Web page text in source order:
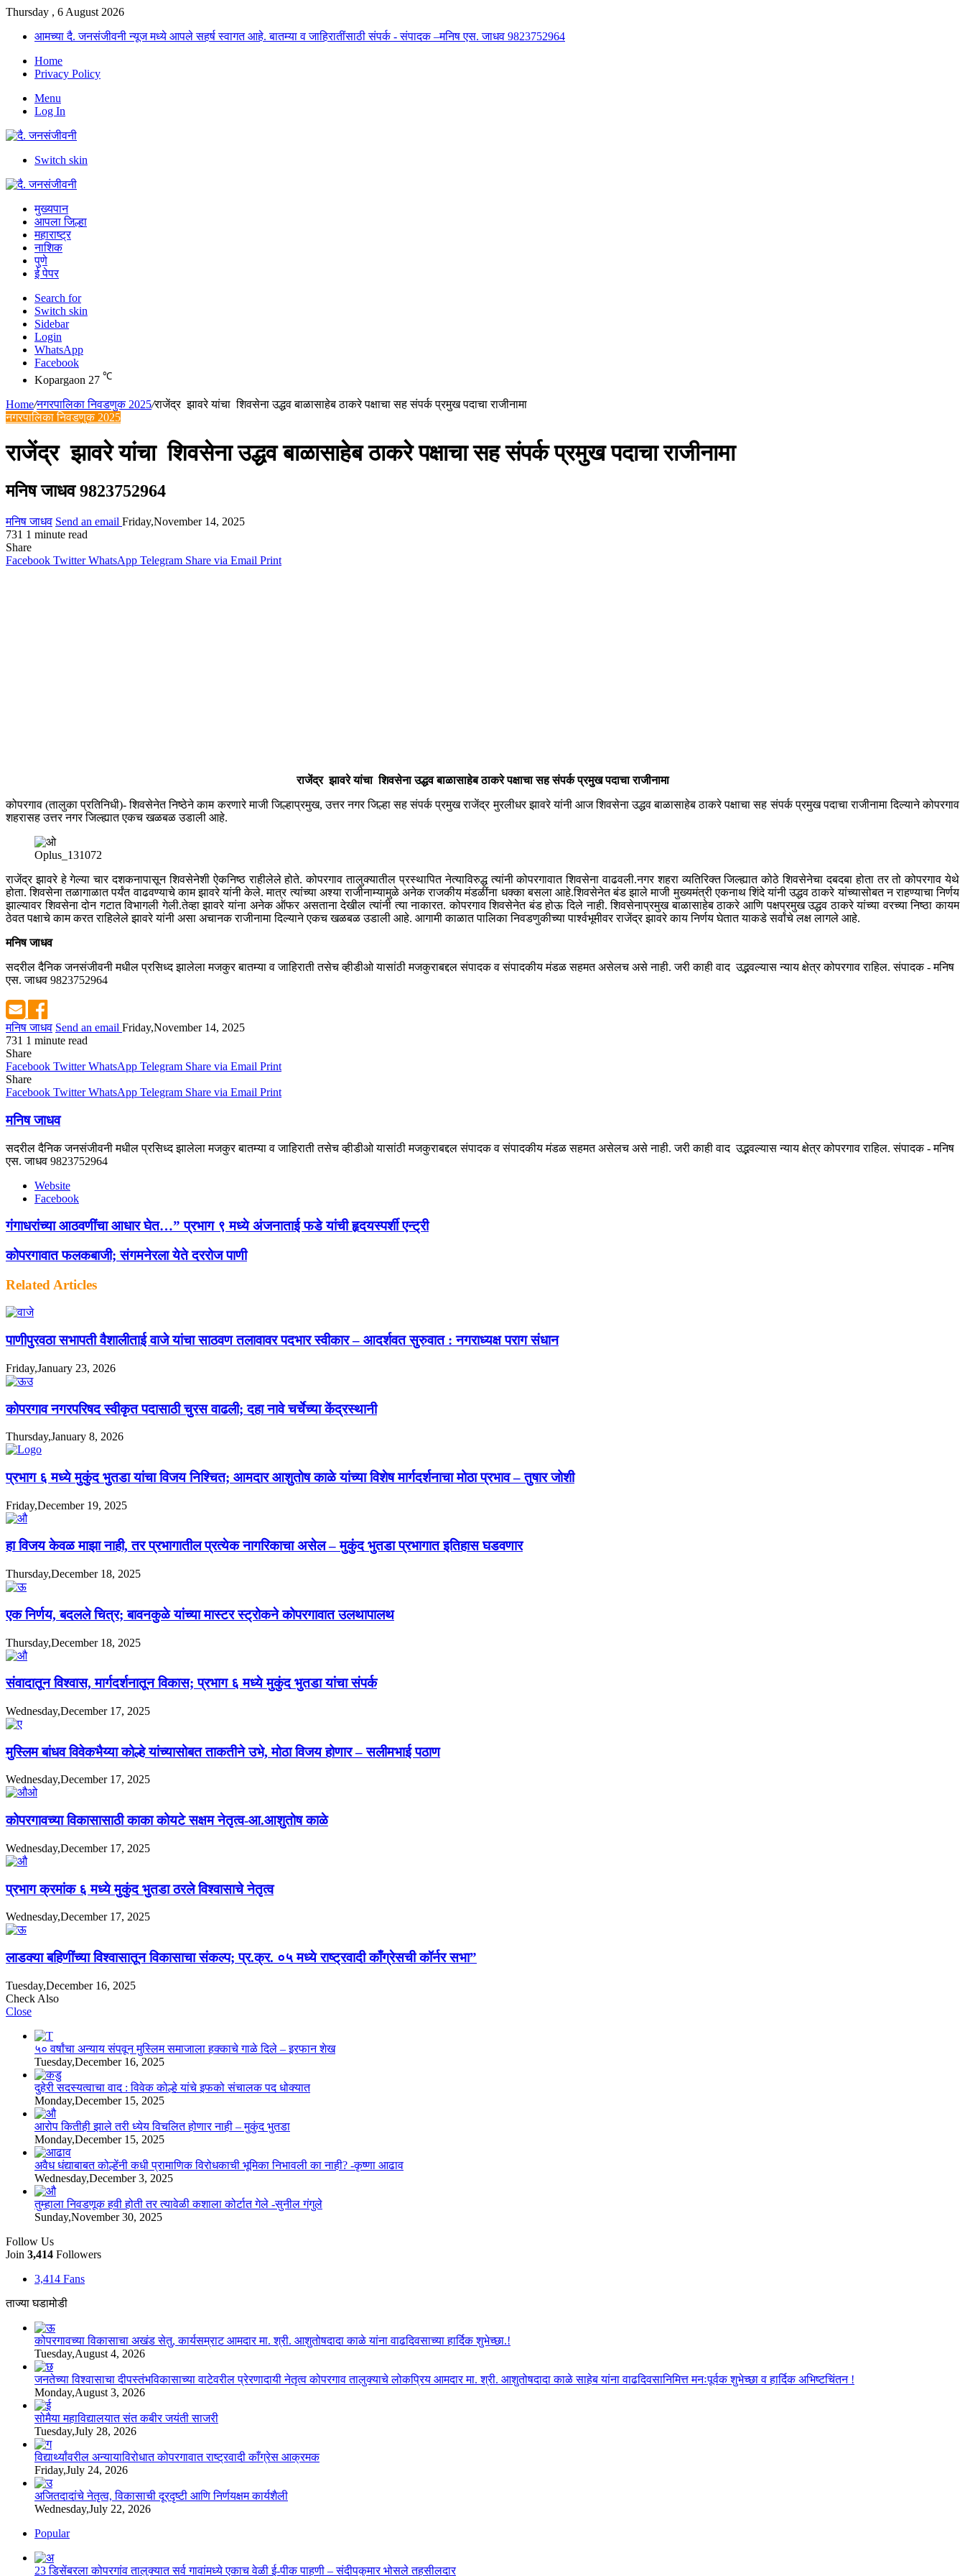
Thursday , 6 August 2026
आमच्या दै. जनसंजीवनी न्यूज मध्ये आपले सहर्ष स्वागत आहे. बातम्या व जाहिरातींसाठी संपर्क - संपादक –मनिष एस. जाधव 9823752964
Home
Privacy Policy
Menu
Log In
Switch skin
मुख्यपान
आपला जिल्हा
महाराष्ट्र
नाशिक
पुणे
ई पेपर
Search for
Switch skin
Sidebar
Login
WhatsApp
Facebook
Kopargaon 27 ℃
Home/नगरपालिका निवडणुक 2025/राजेंद्र झावरे यांचा शिवसेना उद्धव बाळासाहेब ठाकरे पक्षाचा सह संपर्क प्रमुख पदाचा राजीनामा
नगरपालिका निवडणुक 2025
राजेंद्र झावरे यांचा शिवसेना उद्धव बाळासाहेब ठाकरे पक्षाचा सह संपर्क प्रमुख पदाचा राजीनामा
मनिष जाधव 9823752964
मनिष जाधव Send an email Friday,November 14, 2025
731 1 minute read
Share
Facebook Twitter WhatsApp Telegram Share via Email Print
राजेंद्र झावरे यांचा शिवसेना उद्धव बाळासाहेब ठाकरे पक्षाचा सह संपर्क प्रमुख पदाचा राजीनामा
कोपरगाव (तालुका प्रतिनिधी)- शिवसेनेत निष्ठेने काम करणारे माजी जिल्हाप्रमुख, उत्तर नगर जिल्हा सह संपर्क प्रमुख राजेंद्र मुरलीधर झावरे यांनी आज शिवसेना उद्धव बाळासाहेब ठाकरे पक्षाचा सह संपर्क प्रमुख पदाचा राजीनामा दिल्याने कोपरगाव
शहरासह उत्तर नगर जिल्ह्यात एकच खळबळ उडाली आहे.
Oplus_131072
राजेंद्र झावरे हे गेल्या चार दशकनापासून शिवसेनेशी ऐकनिष्ठ राहीलेले होते. कोपरगाव तालुक्यातील प्रस्थापित नेत्याविरुद्ध त्यांनी कोपरगावात शिवसेना वाढवली.नगर शहरा व्यतिरिक्त जिल्ह्यात कोठे शिवसेनेचा दबदबा होता तर तो कोपरगाव येथे
होता. शिवसेना तळागाळात पर्यंत वाढवण्याचे काम झावरे यांनी केले. मात्र त्यांच्या अश्या राजीनाम्यामुळे अनेक राजकीय मंडळींना धक्का बसला आहे.शिवसेनेत बंड झाले माजी मुख्यमंत्री एकनाथ शिंदे यांनी उद्धव ठाकरे यांच्यासोबत न राहण्याचा निर्णय
झाल्यावर शिवसेना दोन गटात विभागली गेली.तेव्हा झावरे यांना अनेक ऑफर असताना देखील त्यांनी त्या नाकारत. कोपरगाव शिवसेनेत बंड होऊ दिले नाही. शिवसेनाप्रमुख बाळासाहेब ठाकरे आणि पक्षप्रमुख उद्धव ठाकरे यांच्या वरच्या निष्ठा कायम
ठेवत पक्षाचे काम करत राहिलेले झावरे यांनी असा अचानक राजीनामा दिल्याने एकच खळबळ उडाली आहे. आगामी काळात पालिका निवडणुकीच्या पार्श्वभूमीवर राजेंद्र झावरे काय निर्णय घेतात याकडे सर्वांचे लक्ष लागले आहे.
मनिष जाधव
सदरील दैनिक जनसंजीवनी मधील प्रसिध्द झालेला मजकुर बातम्या व जाहिराती तसेच व्हीडीओ यासांठी मजकुराबद्दल संपादक व संपादकीय मंडळ सहमत असेलच असे नाही. जरी काही वाद उद्भवल्यास न्याय क्षेत्र कोपरगाव राहिल. संपादक - मनिष
एस. जाधव 9823752964
मनिष जाधव Send an email Friday,November 14, 2025
731 1 minute read
Share
Facebook Twitter WhatsApp Telegram Share via Email Print
Share
Facebook Twitter WhatsApp Telegram Share via Email Print
मनिष जाधव
सदरील दैनिक जनसंजीवनी मधील प्रसिध्द झालेला मजकुर बातम्या व जाहिराती तसेच व्हीडीओ यासांठी मजकुराबद्दल संपादक व संपादकीय मंडळ सहमत असेलच असे नाही. जरी काही वाद उद्भवल्यास न्याय क्षेत्र कोपरगाव राहिल. संपादक - मनिष
एस. जाधव 9823752964
Website
Facebook
गंगाधरांच्या आठवणींचा आधार घेत…” प्रभाग ९ मध्ये अंजनाताई फडे यांची हृदयस्पर्शी एन्ट्री
कोपरगावात फलकबाजी; संगमनेरला येते दररोज पाणी
Related Articles
पाणीपुरवठा सभापती वैशालीताई वाजे यांचा साठवण तलावावर पदभार स्वीकार – आदर्शवत सुरुवात : नगराध्यक्ष पराग संधान
Friday,January 23, 2026
कोपरगाव नगरपरिषद स्वीकृत पदासाठी चुरस वाढली; दहा नावे चर्चेच्या केंद्रस्थानी
Thursday,January 8, 2026
प्रभाग ६ मध्ये मुकुंद भुतडा यांचा विजय निश्चित; आमदार आशुतोष काळे यांच्या विशेष मार्गदर्शनाचा मोठा प्रभाव – तुषार जोशी
Friday,December 19, 2025
हा विजय केवळ माझा नाही, तर प्रभागातील प्रत्येक नागरिकाचा असेल – मुकुंद भुतडा प्रभागात इतिहास घडवणार
Thursday,December 18, 2025
एक निर्णय, बदलले चित्र; बावनकुळे यांच्या मास्टर स्ट्रोकने कोपरगावात उलथापालथ
Thursday,December 18, 2025
संवादातून विश्वास, मार्गदर्शनातून विकास; प्रभाग ६ मध्ये मुकुंद भुतडा यांचा संपर्क
Wednesday,December 17, 2025
मुस्लिम बांधव विवेकभैय्या कोल्हे यांच्यासोबत ताकतीने उभे, मोठा विजय होणार – सलीमभाई पठाण
Wednesday,December 17, 2025
कोपरगावच्या विकासासाठी काका कोयटे सक्षम नेतृत्व-आ.आशुतोष काळे
Wednesday,December 17, 2025
प्रभाग क्रमांक ६ मध्ये मुकुंद भुतडा ठरले विश्वासाचे नेतृत्व
Wednesday,December 17, 2025
लाडक्या बहिणींच्या विश्वासातून विकासाचा संकल्प; प्र.क्र. ०५ मध्ये राष्ट्रवादी काँग्रेसची कॉर्नर सभा”
Tuesday,December 16, 2025
Check Also
Close
५० वर्षांचा अन्याय संपवून मुस्लिम समाजाला हक्काचे गाळे दिले – इरफान शेख
Tuesday,December 16, 2025
दुहेरी सदस्यत्वाचा वाद : विवेक कोल्हे यांचे इफको संचालक पद धोक्यात
Monday,December 15, 2025
आरोप कितीही झाले तरी ध्येय विचलित होणार नाही – मुकुंद भुतडा
Monday,December 15, 2025
अवैध धंद्याबाबत कोल्हेंनी कधी प्रामाणिक विरोधकाची भूमिका निभावली का नाही? -कृष्णा आढाव
Wednesday,December 3, 2025
तुम्हाला निवडणूक हवी होती तर त्यावेळी कशाला कोर्टात गेले -सुनील गंगुले
Sunday,November 30, 2025
Follow Us
Join 3,414 Followers
3,414 Fans
ताज्या घडामोडी
कोपरगावच्या विकासाचा अखंड सेतु, कार्यसम्राट आमदार मा. श्री. आशुतोषदादा काळे यांना वाढदिवसाच्या हार्दिक शुभेच्छा.!
Tuesday,August 4, 2026
जनतेच्या विश्वासाचा दीपस्तंभविकासाच्या वाटेवरील प्रेरणादायी नेतृत्व कोपरगाव तालुक्याचे लोकप्रिय आमदार मा. श्री. आशुतोषदादा काळे साहेब यांना वाढदिवसानिमित्त मनःपूर्वक शुभेच्छा व हार्दिक अभिष्टचिंतन !
Monday,August 3, 2026
सोमैया महाविद्यालयात संत कबीर जयंती साजरी
Tuesday,July 28, 2026
विद्यार्थ्यांवरील अन्यायाविरोधात कोपरगावात राष्ट्रवादी काँग्रेस आक्रमक
Friday,July 24, 2026
अजितदादांचे नेतृत्व, विकासाची दूरदृष्टी आणि निर्णयक्षम कार्यशैली
Wednesday,July 22, 2026
Popular
23 डिसेंबरला कोपरगांव तालुक्‍यात सर्व गावांमध्ये एकाच वेळी ई-पीक पाहणी – संदीपकुमार भोसले तहसीलदार